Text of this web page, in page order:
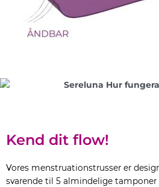
Kend dit flow!
Vores menstruationstrusser er
svarende til 5 almindelige